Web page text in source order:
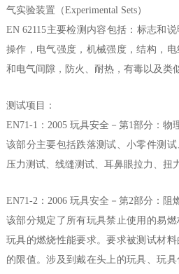
气实验装置（Experimental Sets）
EN 62115主要检测内容包括：标志和
操作，电气强度，机械强度，结构，
和电气间隙，防火、耐热，有毒以及类
测试项目：
EN71-1：2005 玩具安全－第1部分：物
该部分主要包括跌落测试、小零件测试
压力测试、线缝测试、耳鼻眼拉力、扭
EN71-2：2006 玩具安全－第2部分：阻
该部分规定了所有玩具禁止使用的易
玩具的燃烧性能要求。要求被测试材
的限值。涉及到戴在头上的玩具、玩